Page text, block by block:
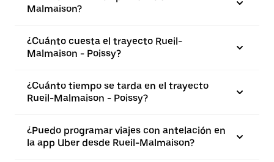
Malmaison?
¿Cuánto cuesta el trayecto Rueil-
Malmaison - Poissy?
¿Cuánto tiempo se tarda en el trayecto
Rueil-Malmaison - Poissy?
¿Puedo programar viajes con antelación en
la app Uber desde Rueil-Malmaison?